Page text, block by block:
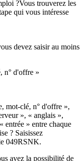
?Vous trouverez les
qui vous intéresse
devez saisir au moins
n° d'offre »
mot-clé, n° d'offre »,
», « anglais »,
entrée » entre chaque
? Saisissez
049RSNK.
avez la possibilité de